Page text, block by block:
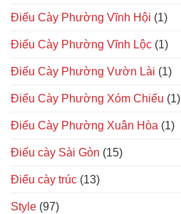
Điếu Cày Phường Vĩnh Hội (1)
Điếu Cày Phường Vĩnh Lộc (1)
Điếu Cày Phường Vườn Lài (1)
Điếu Cày Phường Xóm Chiếu (1)
Điếu Cày Phường Xuân Hòa (1)
Điếu cày Sài Gòn (15)
Điếu cày trúc (13)
Style (97)